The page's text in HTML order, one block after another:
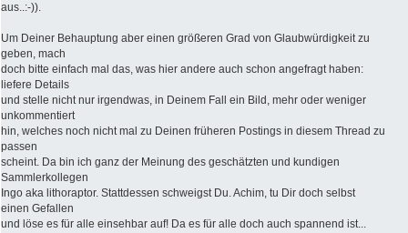
aus..:-)).
Um Deiner Behauptung aber einen größeren Grad von Glaubwürdigkeit zu
geben, mach
doch bitte einfach mal das, was hier andere auch schon angefragt haben:
liefere Details
und stelle nicht nur irgendwas, in Deinem Fall ein Bild, mehr oder weniger
unkommentiert
hin, welches noch nicht mal zu Deinen früheren Postings in diesem Thread zu
passen
scheint. Da bin ich ganz der Meinung des geschätzten und kundigen
Sammlerkollegen
Ingo aka lithoraptor. Stattdessen schweigst Du. Achim, tu Dir doch selbst
einen Gefallen
und löse es für alle einsehbar auf! Da es für alle doch auch spannend ist...